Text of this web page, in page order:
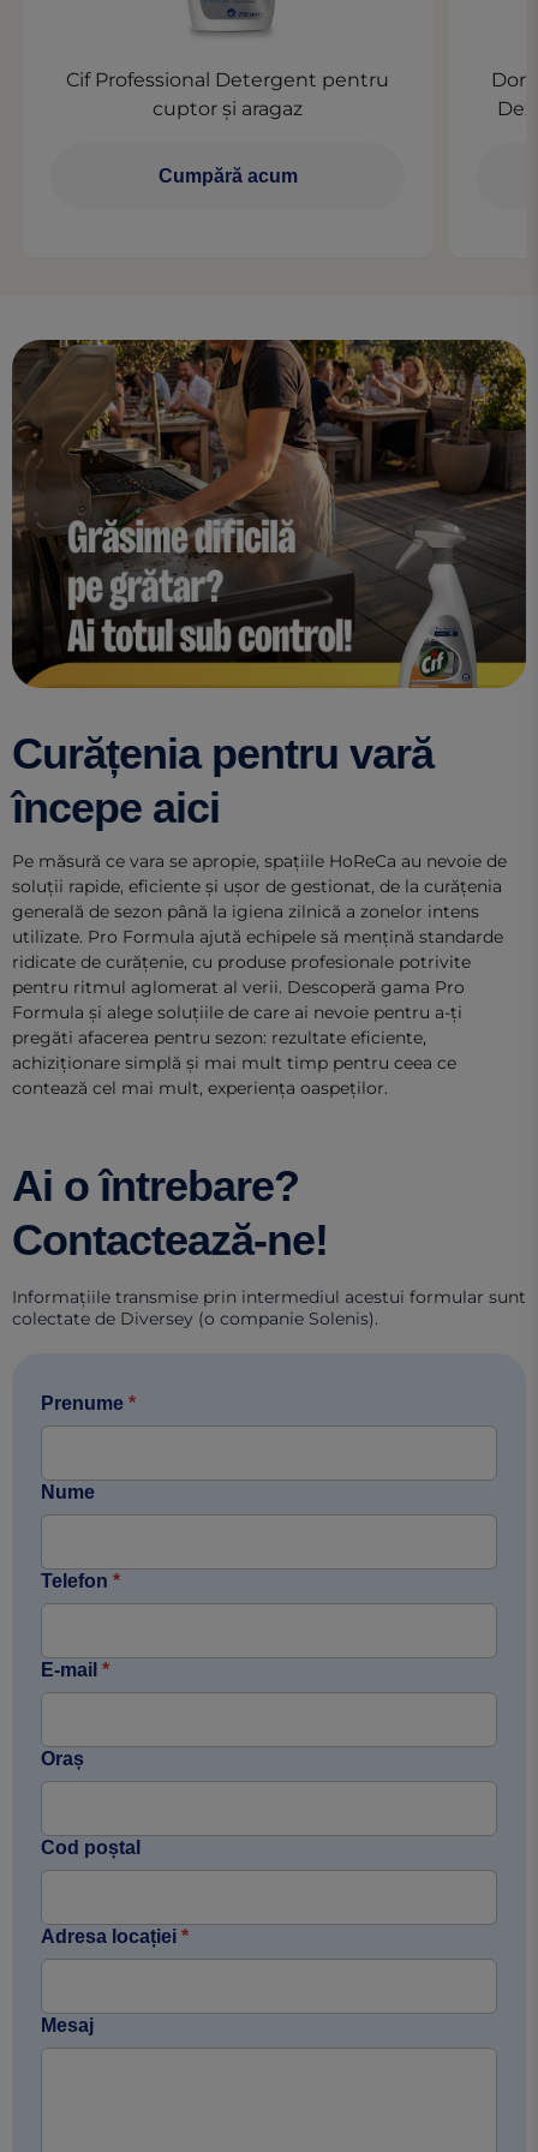
Cif Professional Detergent pentru
cuptor și aragaz
Cumpără acum
Curățenia pentru vară
începe aici
Pe măsură ce vara se apropie, spațiile HoReCa au nevoie de
soluții rapide, eficiente și ușor de gestionat, de la curățenia
generală de sezon până la igiena zilnică a zonelor intens
utilizate. Pro Formula ajută echipele să mențină standarde
ridicate de curățenie, cu produse profesionale potrivite
pentru ritmul aglomerat al verii. Descoperă gama Pro
Formula și alege soluțiile de care ai nevoie pentru a-ți
pregăti afacerea pentru sezon: rezultate eficiente,
achiziționare simplă și mai mult timp pentru ceea ce
contează cel mai mult, experiența oaspeților.
Ai o întrebare?
Contactează-ne!
Informațiile transmise prin intermediul acestui formular sunt
colectate de Diversey (o companie Solenis).
Prenume *
Nume
Telefon *
E-mail *
Oraș
Cod poștal
Adresa locației *
Mesaj